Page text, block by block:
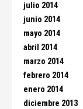
julio 2014
junio 2014
mayo 2014
abril 2014
marzo 2014
febrero 2014
enero 2014
diciembre 2013